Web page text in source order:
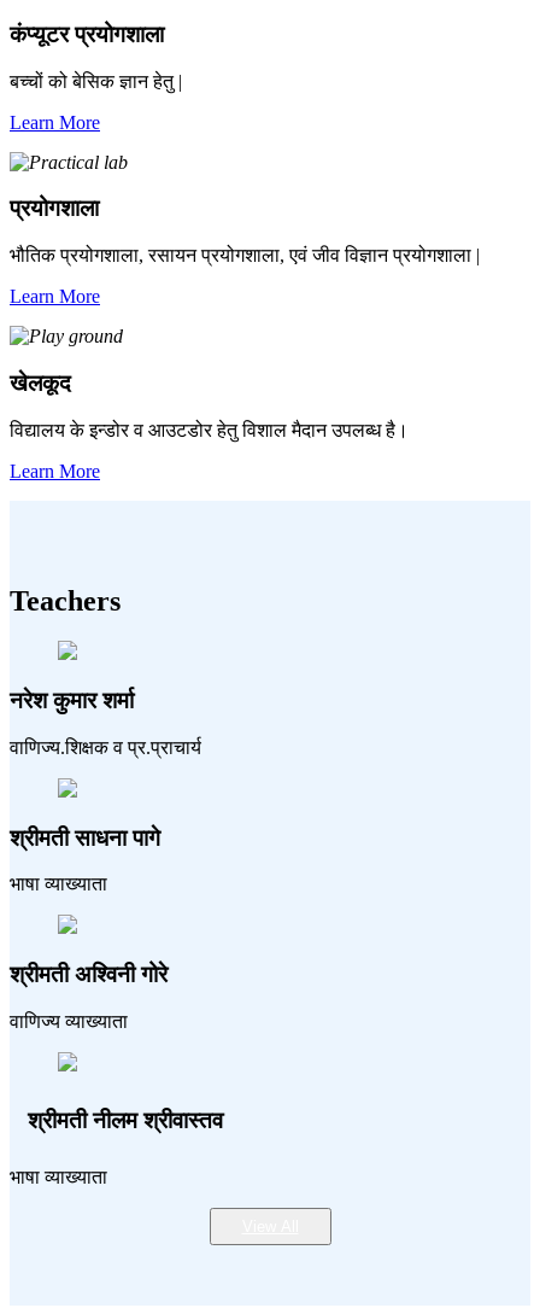
कंप्यूटर प्रयोगशाला
बच्चों को बेसिक ज्ञान हेतु |
Learn More
प्रयोगशाला
भौतिक प्रयोगशाला, रसायन प्रयोगशाला, एवं जीव विज्ञान प्रयोगशाला |
Learn More
खेलकूद
विद्यालय के इन्डोर व आउटडोर हेतु विशाल मैदान उपलब्ध है।
Learn More
Teachers
नरेश कुमार शर्मा
वाणिज्य.शिक्षक व प्र.प्राचार्य
श्रीमती साधना पागे
भाषा व्याख्याता
श्रीमती अश्विनी गोरे
वाणिज्य व्याख्याता
श्रीमती नीलम श्रीवास्तव
भाषा व्याख्याता